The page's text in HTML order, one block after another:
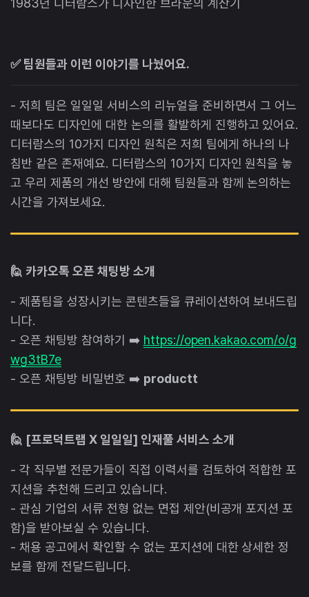
✅ 팀원들과 이런 이야기를 나눴어요.
- 저희 팀은 일일일 서비스의 리뉴얼을 준비하면서 그 어느
때보다도 디자인에 대한 논의를 활발하게 진행하고 있어요.
디터람스의 10가지 디자인 원칙은 저희 팀에게 하나의 나
침반 같은 존재예요. 디터람스의 10가지 디자인 원칙을 놓
고 우리 제품의 개선 방안에 대해 팀원들과 함께 논의하는
시간을 가져보세요.
🙋 카카오톡 오픈 채팅방 소개
- 제품팀을 성장시키는 콘텐츠들을 큐레이션하여 보내드립
니다.
- 오픈 채팅방 참여하기 ➡️ https://open.kakao.com/o/g
wg3tB7e
- 오픈 채팅방 비밀번호 ➡️ productt
🙋 [프로덕트랩 X 일일일] 인재풀 서비스 소개
- 각 직무별 전문가들이 직접 이력서를 검토하여 적합한 포
지션을 추천해 드리고 있습니다.
- 관심 기업의 서류 전형 없는 면접 제안(비공개 포지션 포
함)을 받아보실 수 있습니다.
- 채용 공고에서 확인할 수 없는 포지션에 대한 상세한 정
보를 함께 전달드립니다.